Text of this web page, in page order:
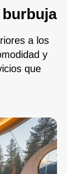
a los
y
que